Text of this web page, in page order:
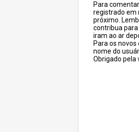
Para
registrado em
próximo.
contribua
iram ao ar
Para os
nome do
Obrigado pela